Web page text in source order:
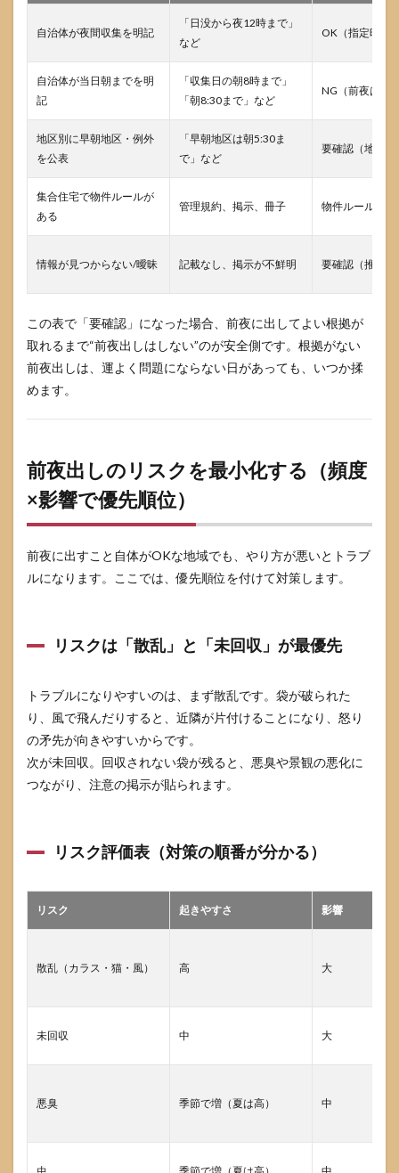
10.4
出した
のに回
なかっ
た時は
ればい
い？
10.5
ても朝
ませ
夜NG
みです
11
参考
情報
自治体が夜間収集を明記
「日没から夜12時まで」
など
OK（指定時間
自治体が当日朝までを明
記
「収集日の朝8時まで」
「朝8:30まで」など
NG（前夜は避
地区別に早朝地区・例外
を公表
「早朝地区は朝5:30ま
で」など
要確認（地区次
集合住宅で物件ルールが
ある
管理規約、掲示、冊子 物件ルール優先
情報が見つからない/曖昧 記載なし、掲示が不鮮明 要確認（推測は
この表で「要確認」になった場合、前夜に出してよい根拠が
取れるまで“前夜出しはしない”のが安全側です。根拠がない
前夜出しは、運よく問題にならない日があっても、いつか揉
めます。
前夜出しのリスクを最小化する（頻度
×影響で優先順位）
前夜に出すこと自体がOKな地域でも、やり方が悪いとトラブ
ルになります。ここでは、優先順位を付けて対策します。
リスクは「散乱」と「未回収」が最優先
トラブルになりやすいのは、まず散乱です。袋が破られた
り、風で飛んだりすると、近隣が片付けることになり、怒り
の矛先が向きやすいからです。
次が未回収。回収されない袋が残ると、悪臭や景観の悪化に
つながり、注意の掲示が貼られます。
リスク評価表（対策の順番が分かる）
リスク 起きやすさ 影響
散乱（カラス・猫・風） 高 大
未回収 中 大
悪臭 季節で増（夏は高） 中